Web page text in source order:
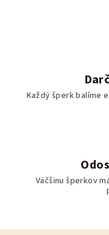
Každý šperk balíme
Väčšinu šperkov